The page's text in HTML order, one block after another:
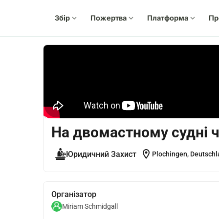
Збір expand_more Пожертва expand_more Платформа expand_more
На двомастному судні
Юридичний Захист location_on Plochingen,
Організатор
Miriam Schmidgall